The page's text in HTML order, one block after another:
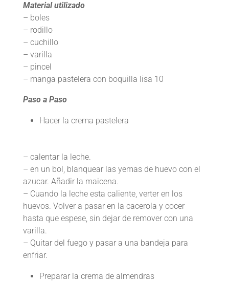
Material utilizado
– boles
– rodillo
– cuchillo
– varilla
– pincel
– manga pastelera con boquilla lisa 10
Paso a Paso
Hacer la crema pastelera
– calentar la leche.
– en un bol, blanquear las yemas de huevo con el
azucar. Añadir la maicena.
– Cuando la leche esta caliente, verter en los
huevos. Volver a pasar en la cacerola y cocer
hasta que espese, sin dejar de remover con una
varilla.
– Quitar del fuego y pasar a una bandeja para
enfriar.
Preparar la crema de almendras